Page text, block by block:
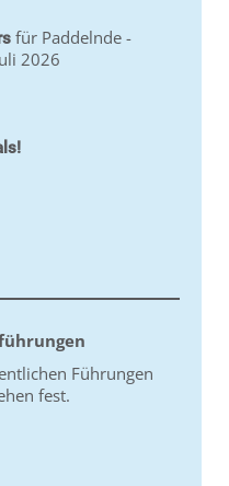
für Paddelnde -
2026
Führungen
fest.